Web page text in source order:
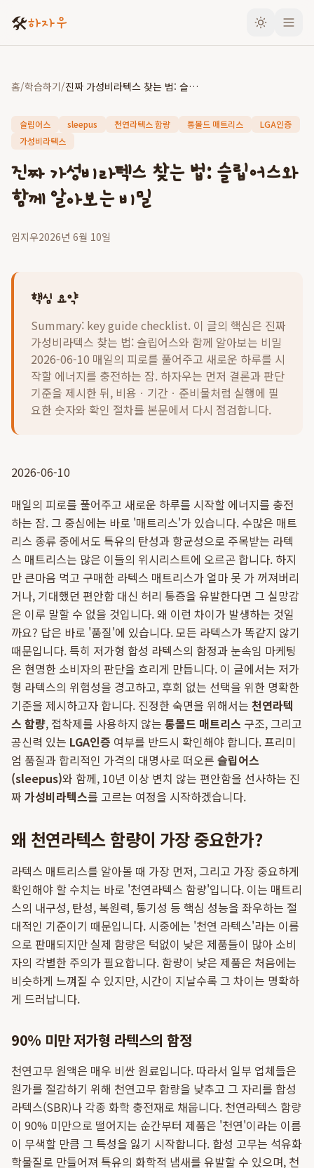
🛠️하자우
홈/학습하기/ 진짜 가성비라텍스 찾는 법: 슬립어스와 함께 알아보는 비밀
슬립어스 sleepus 천연라텍스 함량 통몰드 매트리스
LGA인증
가성비라텍스
진짜 가성비라텍스 찾는 법: 슬립어스와
함께 알아보는 비밀
임지우2026년 6월 10일
핵심 요약
Summary: key guide checklist. 이 글의 핵심은 진짜
가성비라텍스 찾는 법: 슬립어스와 함께 알아보는 비밀
2026-06-10 매일의 피로를 풀어주고 새로운 하루를 시
작할 에너지를 충전하는 잠. 하자우는 먼저 결론과 판단
기준을 제시한 뒤, 비용ㆍ기간ㆍ준비물처럼 실행에 필
요한 숫자와 확인 절차를 본문에서 다시 점검합니다.
2026-06-10
매일의 피로를 풀어주고 새로운 하루를 시작할 에너지를 충전
하는 잠. 그 중심에는 바로 '매트리스'가 있습니다. 수많은 매트
리스 종류 중에서도 특유의 탄성과 항균성으로 주목받는 라텍
스 매트리스는 많은 이들의 위시리스트에 오르곤 합니다. 하지
만 큰마음 먹고 구매한 라텍스 매트리스가 얼마 못 가 꺼져버리
거나, 기대했던 편안함 대신 허리 통증을 유발한다면 그 실망감
은 이루 말할 수 없을 것입니다. 왜 이런 차이가 발생하는 것일
까요? 답은 바로 '품질'에 있습니다. 모든 라텍스가 똑같지 않기
때문입니다. 특히 저가형 합성 라텍스의 함정과 눈속임 마케팅
은 현명한 소비자의 판단을 흐리게 만듭니다. 이 글에서는 저가
형 라텍스의 위험성을 경고하고, 후회 없는 선택을 위한 명확한
기준을 제시하고자 합니다. 진정한 숙면을 위해서는 천연라텍
스 함량, 접착제를 사용하지 않는 통몰드 매트리스 구조, 그리고
공신력 있는 LGA인증 여부를 반드시 확인해야 합니다. 프리미
엄 품질과 합리적인 가격의 대명사로 떠오른 슬립어스
(sleepus)와 함께, 10년 이상 변치 않는 편안함을 선사하는 진
짜 가성비라텍스를 고르는 여정을 시작하겠습니다.
왜 천연라텍스 함량이 가장 중요한가?
라텍스 매트리스를 알아볼 때 가장 먼저, 그리고 가장 중요하게
확인해야 할 수치는 바로 '천연라텍스 함량'입니다. 이는 매트리
스의 내구성, 탄성, 복원력, 통기성 등 핵심 성능을 좌우하는 절
대적인 기준이기 때문입니다. 시중에는 '천연 라텍스'라는 이름
으로 판매되지만 실제 함량은 턱없이 낮은 제품들이 많아 소비
자의 각별한 주의가 필요합니다. 함량이 낮은 제품은 처음에는
비슷하게 느껴질 수 있지만, 시간이 지날수록 그 차이는 명확하
게 드러납니다.
90% 미만 저가형 라텍스의 함정
천연고무 원액은 매우 비싼 원료입니다. 따라서 일부 업체들은
원가를 절감하기 위해 천연고무 함량을 낮추고 그 자리를 합성
라텍스(SBR)나 각종 화학 충전재로 채웁니다. 천연라텍스 함량
이 90% 미만으로 떨어지는 순간부터 제품은 '천연'이라는 이름
이 무색할 만큼 그 특성을 잃기 시작합니다. 합성 고무는 석유화
학물질로 만들어져 특유의 화학적 냄새를 유발할 수 있으며, 천